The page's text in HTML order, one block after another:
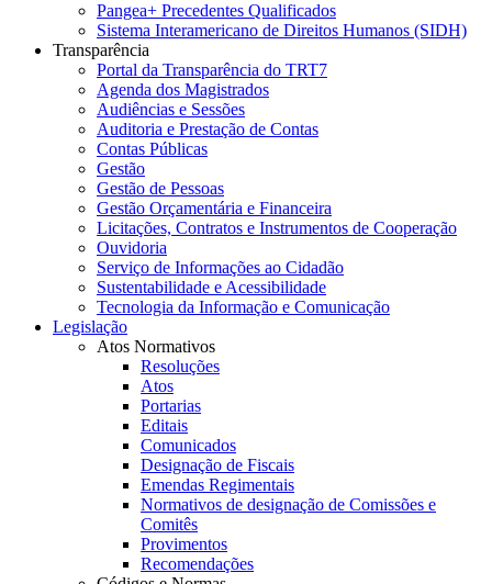
Pangea+ Precedentes Qualificados
Sistema Interamericano de Direitos Humanos (SIDH)
Transparência
Portal da Transparência do TRT7
Agenda dos Magistrados
Audiências e Sessões
Auditoria e Prestação de Contas
Contas Públicas
Gestão
Gestão de Pessoas
Gestão Orçamentária e Financeira
Licitações, Contratos e Instrumentos de Cooperação
Ouvidoria
Serviço de Informações ao Cidadão
Sustentabilidade e Acessibilidade
Tecnologia da Informação e Comunicação
Legislação
Atos Normativos
Resoluções
Atos
Portarias
Editais
Comunicados
Designação de Fiscais
Emendas Regimentais
Normativos de designação de Comissões e
Comitês
Provimentos
Recomendações